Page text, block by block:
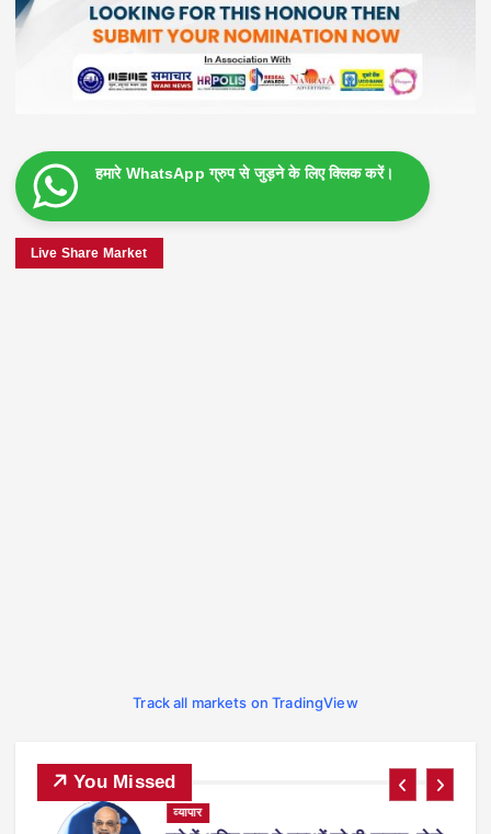
हमारे WhatsApp ग्रुप से जुड़ने के लिए क्लिक करें।
Live Share Market
Track all markets on TradingView
You Missed
व्यापार